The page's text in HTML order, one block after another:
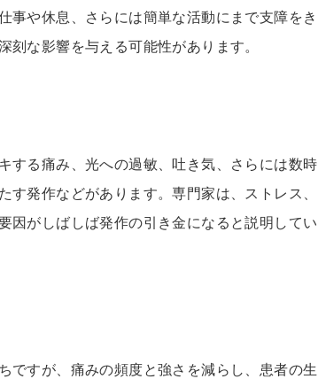
事や休息、さらには簡単な活動にまで支障をき
刻な影響を与える可能性があります。
する痛み、光への過敏、吐き気、さらには数時
す発作などがあります。専門家は、ストレス、
因がしばしば発作の引き金になると説明してい
ですが、痛みの頻度と強さを減らし、患者の生